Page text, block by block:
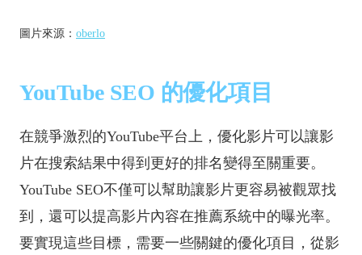
圖片來源： oberlo
YouTube SEO 的優化項目
在競爭激烈的YouTube平台上，優化影片可以讓影
片在搜索結果中得到更好的排名變得至關重要。
YouTube SEO不僅可以幫助讓影片更容易被觀眾找
到，還可以提高影片內容在推薦系統中的曝光率。
要實現這些目標，需要一些關鍵的優化項目，從影